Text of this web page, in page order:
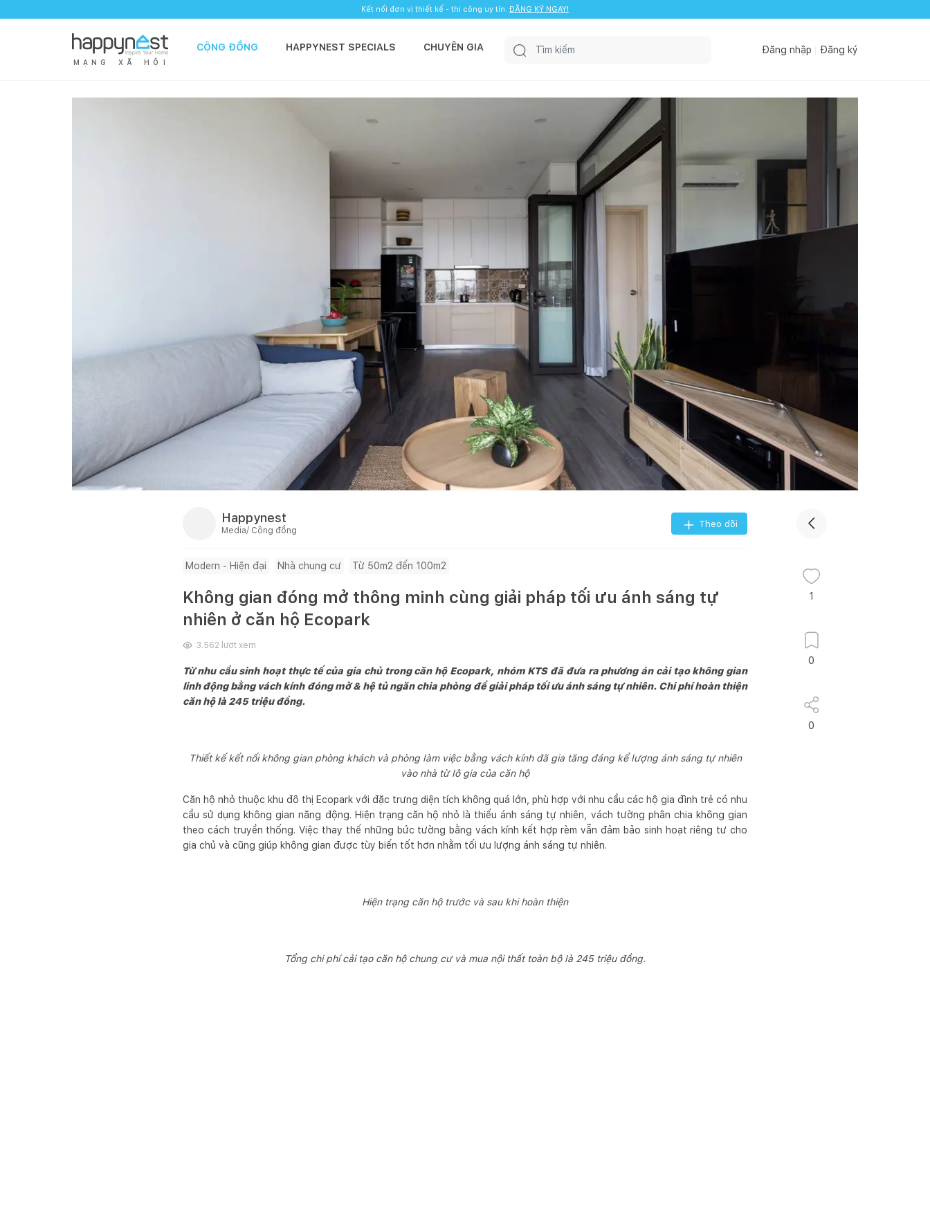
Kết nối đơn vị thiết kế - thi công uy tín. ĐĂNG KÝ NGAY!
M Ạ N G X Ã H Ộ I
CỘNG ĐỒNG HAPPYNEST SPECIALS CHUYÊN GIA Đăng nhập Đăng ký
Happynest
Media/ Cộng đồng
Theo dõi
Modern - Hiện đại Nhà chung cư Từ 50m2 đến 100m2
Không gian đóng mở thông minh cùng giải pháp tối ưu ánh sáng tự
nhiên ở căn hộ Ecopark
3.562 lượt xem
Từ nhu cầu sinh hoạt thực tế của gia chủ trong căn hộ Ecopark, nhóm KTS đã đưa ra phương án cải tạo không gian
linh động bằng vách kính đóng mở & hệ tủ ngăn chia phòng để giải pháp tối ưu ánh sáng tự nhiên. Chi phí hoàn thiện
căn hộ là 245 triệu đồng.
Thiết kế kết nối không gian phòng khách và phòng làm việc bằng vách kính đã gia tăng đáng kể lượng ánh sáng tự nhiên
vào nhà từ lô gia của căn hộ
Căn hộ nhỏ thuộc khu đô thị Ecopark với đặc trưng diện tích không quá lớn, phù hợp với nhu cầu các hộ gia đình trẻ có nhu
cầu sử dụng không gian năng động. Hiện trạng căn hộ nhỏ là thiếu ánh sáng tự nhiên, vách tường phân chia không gian
theo cách truyền thống. Việc thay thế những bức tường bằng vách kính kết hợp rèm vẫn đảm bảo sinh hoạt riêng tư cho
gia chủ và cũng giúp không gian được tùy biến tốt hơn nhằm tối ưu lượng ánh sáng tự nhiên.
Hiện trạng căn hộ trước và sau khi hoàn thiện
Tổng chi phí cải tạo căn hộ chung cư và mua nội thất toàn bộ là 245 triệu đồng.
1
0
0